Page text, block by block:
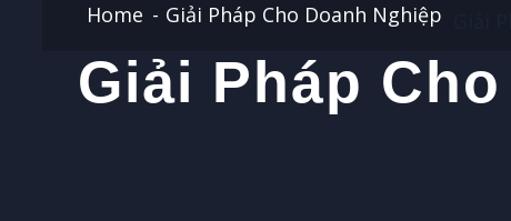
Home Giải Pháp Cho Doanh Nghiệp
Giải Pháp